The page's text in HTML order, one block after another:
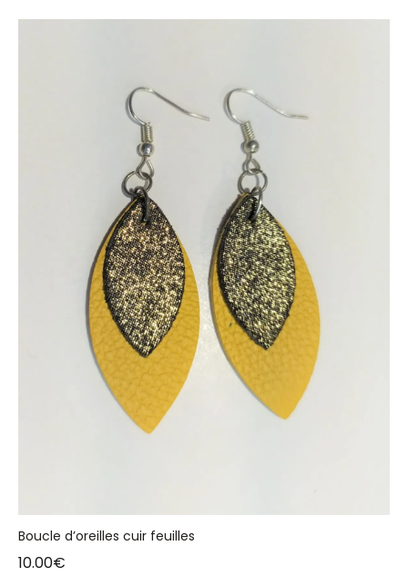
Boucle d’oreilles cuir feuilles
10.00€